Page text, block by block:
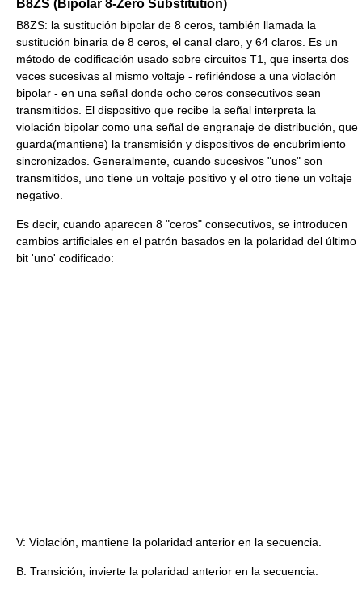
B8ZS (Bipolar 8-Zero Substitution)
B8ZS: la sustitución bipolar de 8 ceros, también llamada la
sustitución binaria de 8 ceros, el canal claro, y 64 claros. Es un
método de codificación usado sobre circuitos T1, que inserta dos
veces sucesivas al mismo voltaje - refiriéndose a una violación
bipolar - en una señal donde ocho ceros consecutivos sean
transmitidos. El dispositivo que recibe la señal interpreta la
violación bipolar como una señal de engranaje de distribución, que
guarda(mantiene) la transmisión y dispositivos de encubrimiento
sincronizados. Generalmente, cuando sucesivos "unos" son
transmitidos, uno tiene un voltaje positivo y el otro tiene un voltaje
negativo.
Es decir, cuando aparecen 8 "ceros" consecutivos, se introducen
cambios artificiales en el patrón basados en la polaridad del último
bit 'uno' codificado:
V: Violación, mantiene la polaridad anterior en la secuencia.
B: Transición, invierte la polaridad anterior en la secuencia.